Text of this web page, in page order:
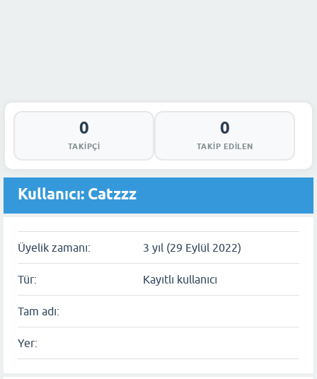
0
TAKIPÇI
0
TAKIP EDILEN
Kullanıcı: Catzzz
Üyelik zamanı: 3 yıl (29 Eylül 2022)
Tür: Kayıtlı kullanıcı
Tam adı:
Yer: